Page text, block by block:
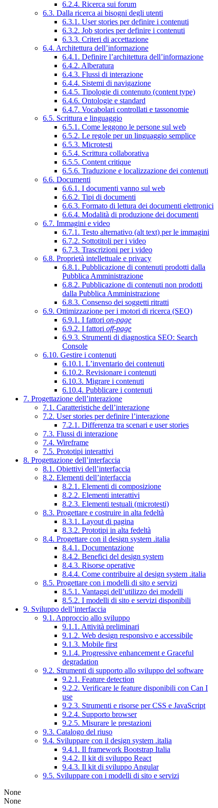
6.2.4. Ricerca sui forum
6.3. Dalla ricerca ai bisogni degli utenti
6.3.1. User stories per definire i contenuti
6.3.2. Job stories per definire i contenuti
6.3.3. Criteri di accettazione
6.4. Architettura dell’informazione
6.4.1. Definire l’architettura dell’informazione
6.4.2. Alberatura
6.4.3. Flussi di interazione
6.4.4. Sistemi di navigazione
6.4.5. Tipologie di contenuto (content type)
6.4.6. Ontologie e standard
6.4.7. Vocabolari controllati e tassonomie
6.5. Scrittura e linguaggio
6.5.1. Come leggono le persone sul web
6.5.2. Le regole per un linguaggio semplice
6.5.3. Microtesti
6.5.4. Scrittura collaborativa
6.5.5. Content critique
6.5.6. Traduzione e localizzazione dei contenuti
6.6. Documenti
6.6.1. I documenti vanno sul web
6.6.2. Tipi di documenti
6.6.3. Formato di lettura dei documenti elettronici
6.6.4. Modalità di produzione dei documenti
6.7. Immagini e video
6.7.1. Testo alternativo (alt text) per le immagini
6.7.2. Sottotitoli per i video
6.7.3. Trascrizioni per i video
6.8. Proprietà intellettuale e privacy
6.8.1. Pubblicazione di contenuti prodotti dalla
Pubblica Amministrazione
6.8.2. Pubblicazione di contenuti non prodotti
dalla Pubblica Amministrazione
6.8.3. Consenso dei soggetti ritratti
6.9. Ottimizzazione per i motori di ricerca (SEO)
6.9.1. I fattori on-page
6.9.2. I fattori off-page
6.9.3. Strumenti di diagnostica SEO: Search
Console
6.10. Gestire i contenuti
6.10.1. L’inventario dei contenuti
6.10.2. Revisionare i contenuti
6.10.3. Migrare i contenuti
6.10.4. Pubblicare i contenuti
7. Progettazione dell’interazione
7.1. Caratteristiche dell’interazione
7.2. User stories per definire l’interazione
7.2.1. Differenza tra scenari e user stories
7.3. Flussi di interazione
7.4. Wireframe
7.5. Prototipi interattivi
8. Progettazione dell’interfaccia
8.1. Obiettivi dell’interfaccia
8.2. Elementi dell’interfaccia
8.2.1. Elementi di composizione
8.2.2. Elementi interattivi
8.2.3. Elementi testuali (microtesti)
8.3. Progettare e costruire in alta fedeltà
8.3.1. Layout di pagina
8.3.2. Prototipi in alta fedeltà
8.4. Progettare con il design system .italia
8.4.1. Documentazione
8.4.2. Benefici del design system
8.4.3. Risorse operative
8.4.4. Come contribuire al design system .italia
8.5. Progettare con i modelli di sito e servizi
8.5.1. Vantaggi dell’utilizzo dei modelli
8.5.2. I modelli di sito e servizi disponibili
9. Sviluppo dell’interfaccia
9.1. Approccio allo sviluppo
9.1.1. Attività preliminari
9.1.2. Web design responsivo e accessibile
9.1.3. Mobile first
9.1.4. Progressive enhancement e Graceful
degradation
9.2. Strumenti di supporto allo sviluppo del software
9.2.1. Feature detection
9.2.2. Verificare le feature disponibili con Can I
use
9.2.3. Strumenti e risorse per CSS e JavaScript
9.2.4. Supporto browser
9.2.5. Misurare le prestazioni
9.3. Catalogo del riuso
9.4. Sviluppare con il design system .italia
9.4.1. Il framework Bootstrap Italia
9.4.2. Il kit di sviluppo React
9.4.3. Il kit di sviluppo Angular
9.5. Sviluppare con i modelli di sito e servizi
None
None